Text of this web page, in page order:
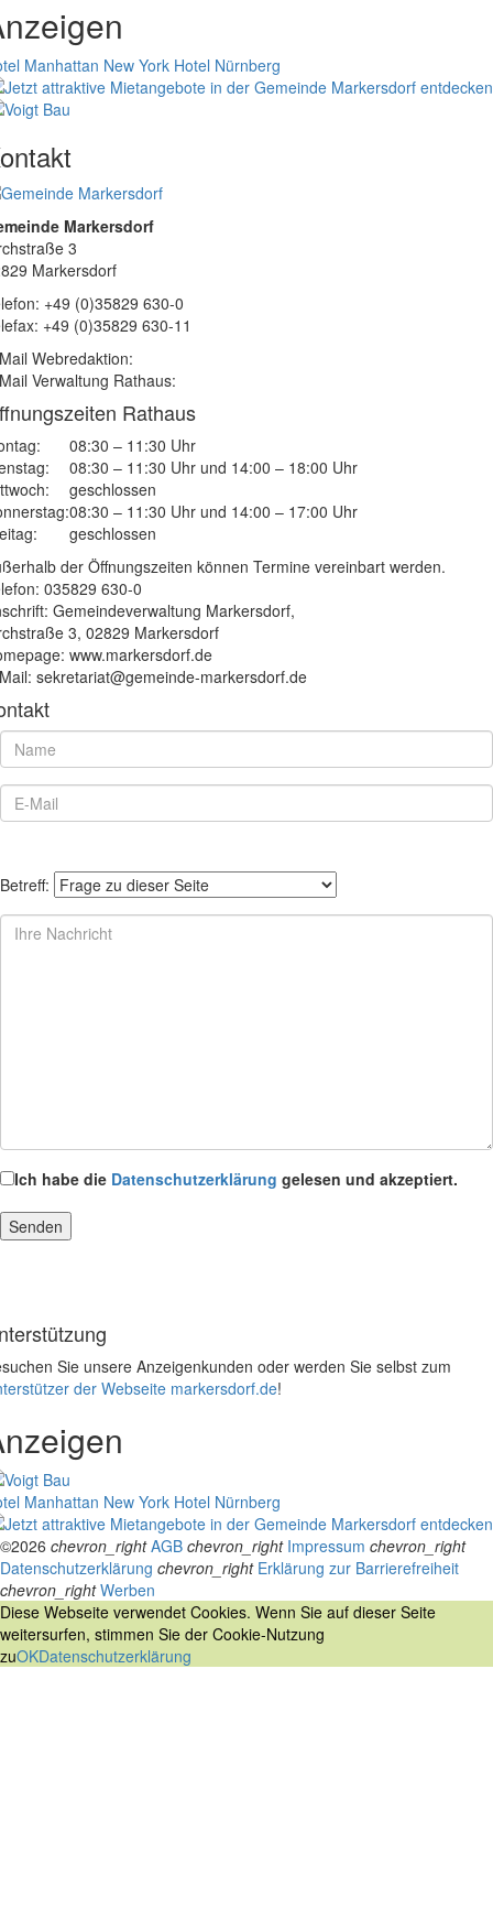
Manhattan New York Hotel Nürnberg
Markersdorf
3
Markersdorf
+49 (0)35829 630-0
+49 (0)35829 630-11
Webredaktion:
Verwaltung Rathaus:
Rathaus
08:30 – 11:30 Uhr
08:30 – 11:30 Uhr und 14:00 – 18:00 Uhr
geschlossen
08:30 – 11:30 Uhr und 14:00 – 17:00 Uhr
geschlossen
der Öffnungszeiten können Termine vereinbart werden.
035829 630-0
Gemeindeverwaltung Markersdorf,
3, 02829 Markersdorf
www.markersdorf.de
sekretariat@gemeinde-markersdorf.de
Betreff:
Ich habe die Datenschutzerklärung gelesen und akzeptiert.
Sie unsere Anzeigenkunden oder werden Sie selbst zum
der Webseite markersdorf.de!
Manhattan New York Hotel Nürnberg
©2026 chevron_right AGB chevron_right Impressum chevron_right
Datenschutzerklärung chevron_right Erklärung zur Barrierefreiheit
chevron_right Werben
Diese Webseite verwendet Cookies. Wenn Sie auf dieser Seite
weitersurfen, stimmen Sie der Cookie-Nutzung
zuOKDatenschutzerklärung